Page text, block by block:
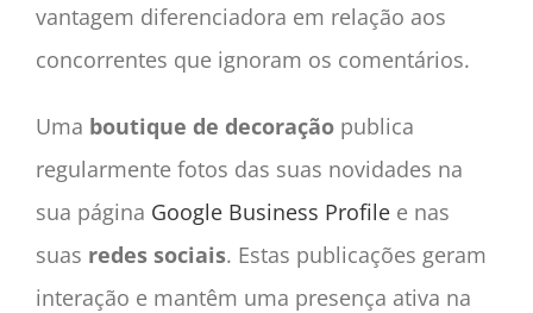
vantagem diferenciadora em relação aos
concorrentes que ignoram os comentários.
Uma boutique de decoração publica
regularmente fotos das suas novidades na
sua página Google Business Profile e nas
suas redes sociais. Estas publicações geram
interação e mantêm uma presença ativa na